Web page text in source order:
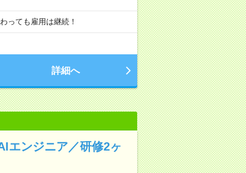
っても雇用は継続！
詳細へ
エンジニア／研修2ヶ